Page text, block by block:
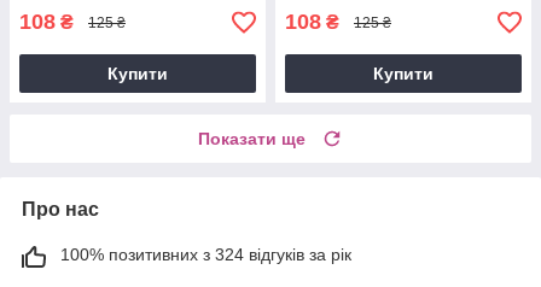
108 ₴ 125 ₴
Купити
108 ₴ 125 ₴
Купити
Показати ще
Про нас
100% позитивних з 324 відгуків за рік